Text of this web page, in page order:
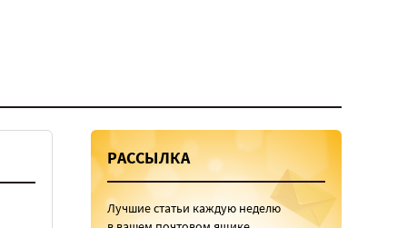
РАССЫЛКА
Лучшие статьи каждую неделю